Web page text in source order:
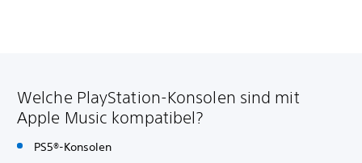
Welche PlayStation-Konsolen sind mit
Apple Music kompatibel?
PS5®-Konsolen